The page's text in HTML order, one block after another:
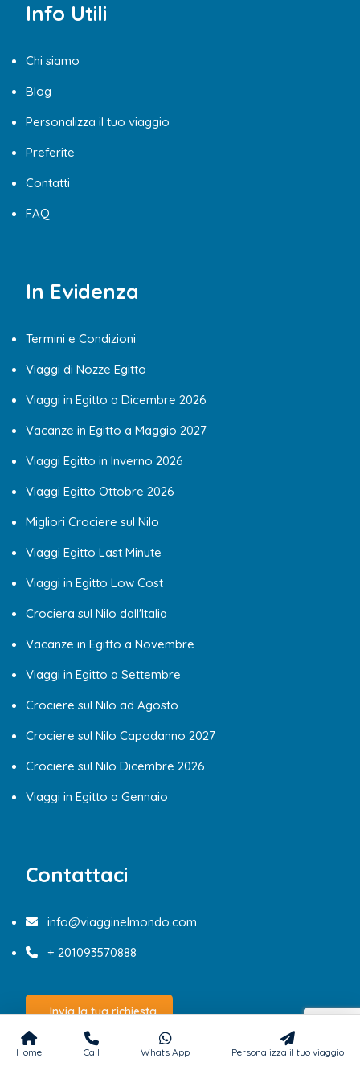
Info Utili
Chi siamo
Blog
Personalizza il tuo viaggio
Preferite
Contatti
FAQ
In Evidenza
Termini e Condizioni
Viaggi di Nozze Egitto
Viaggi in Egitto a Dicembre 2026
Vacanze in Egitto a Maggio 2027
Viaggi Egitto in Inverno 2026
Viaggi Egitto Ottobre 2026
Migliori Crociere sul Nilo
Viaggi Egitto Last Minute
Viaggi in Egitto Low Cost
Crociera sul Nilo dall'Italia
Vacanze in Egitto a Novembre
Viaggi in Egitto a Settembre
Crociere sul Nilo ad Agosto
Crociere sul Nilo Capodanno 2027
Crociere sul Nilo Dicembre 2026
Viaggi in Egitto a Gennaio
Contattaci
info@viagginelmondo.com
+ 201093570888
Invia la tua richiesta
Home Call Whats App Personalizza il tuo viaggio